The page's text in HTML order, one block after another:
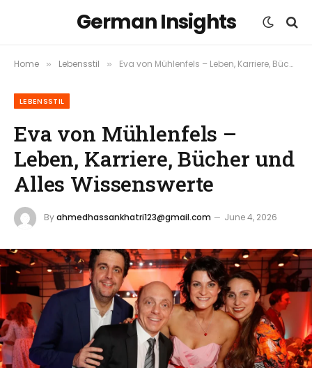
German Insights
Home » Lebensstil » Eva von Mühlenfels – Leben, Karriere, Bücher und Alles Wissenswerte
LEBENSSTIL
Eva von Mühlenfels –
Leben, Karriere, Bücher und
Alles Wissenswerte
Byahmedhassankhatri123@gmail.com June 4, 2026